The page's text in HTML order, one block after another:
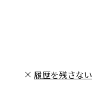
履歴を残さない